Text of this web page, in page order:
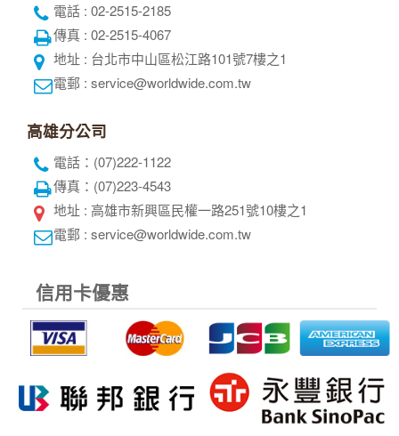
電話 : 02-2515-2185
傳真 : 02-2515-4067
地址 : 台北市中山區松江路101號7樓之1
電郵 : service@worldwide.com.tw
高雄分公司
電話：(07)222-1122
傳真：(07)223-4543
地址 : 高雄市新興區民權一路251號10樓之1
電郵 : service@worldwide.com.tw
信用卡優惠